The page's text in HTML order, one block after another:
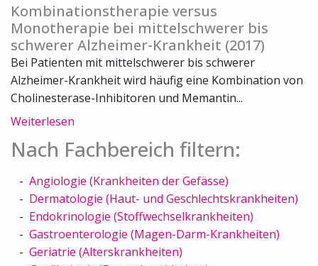
Kombinationstherapie versus
Monotherapie bei mittelschwerer bis
schwerer Alzheimer-Krankheit (2017)
Bei Patienten mit mittelschwerer bis schwerer
Alzheimer-Krankheit wird häufig eine Kombination von
Cholinesterase-Inhibitoren und Memantin...
Weiterlesen
Nach Fachbereich filtern:
Angiologie (Krankheiten der Gefässe)
Dermatologie (Haut- und Geschlechtskrankheiten)
Endokrinologie (Stoffwechselkrankheiten)
Gastroenterologie (Magen-Darm-Krankheiten)
Geriatrie (Alterskrankheiten)